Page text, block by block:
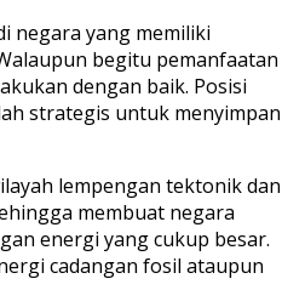
negara yang memiliki
begitu pemanfaatan
dengan baik. Posisi
strategis untuk menyimpan
lempengan tektonik dan
membuat negara
energi yang cukup besar.
cadangan fosil ataupun